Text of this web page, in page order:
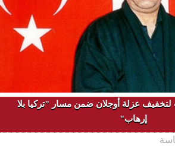
عزلة أوجلان ضمن مسار "تركيا بلا
إرهاب"